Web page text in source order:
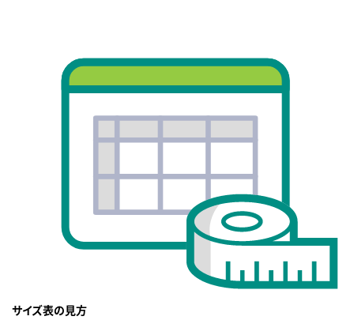
サイズ表の見方